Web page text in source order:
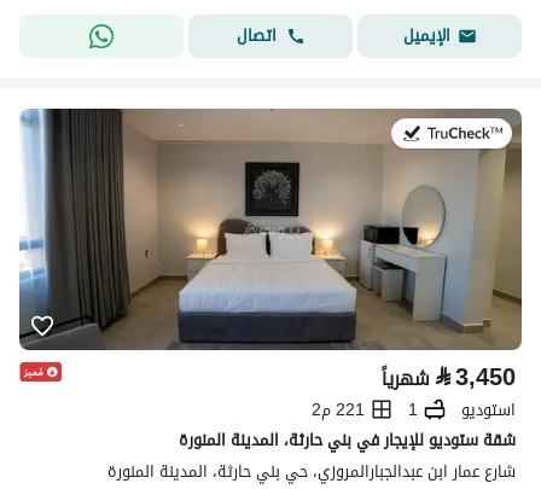
الإيميل
اتصال
⃁3,450 شهرياً
استوديو 1
221 م2
شقة ستوديو للإيجار في بني حارثة، المدينة المنورة
شارع عمار ابن عبدالجبارالمروزي، حي بني حارثة، المدينة المنورة